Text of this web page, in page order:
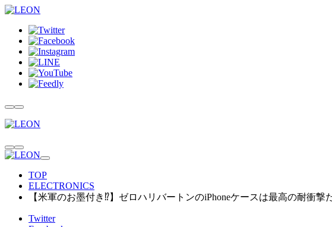
TOP
ELECTRONICS
【米軍のお墨付き⁉︎】ゼロハリバートンのiPhoneケースは最高の耐衝撃
Twitter